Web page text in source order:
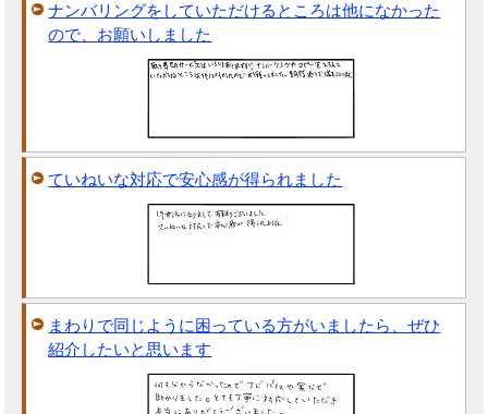
ナンバリングをしていただけるところは他になかった
ので、お願いしました
ていねいな対応で安心感が得られました
まわりで同じように困っている方がいましたら、ぜひ
紹介したいと思います